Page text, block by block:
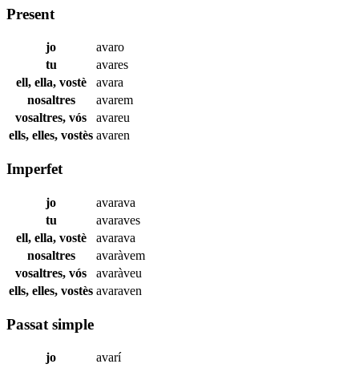
Present
jo
avaro
tu
avares
ell, ella, vostè
avara
nosaltres
avarem
vosaltres, vós
avareu
ells, elles, vostès avaren
Imperfet
jo
avarava
tu
avaraves
ell, ella, vostè
avarava
nosaltres
avaràvem
vosaltres, vós
avaràveu
ells, elles, vostès avaraven
Passat simple
jo
avarí